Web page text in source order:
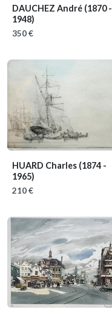
DAUCHEZ André (1870 -
1948)
350 €
HUARD Charles (1874 -
1965)
210 €